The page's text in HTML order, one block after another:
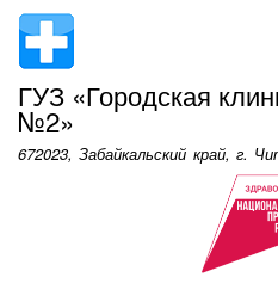
ГУЗ «Городская
№2»
672023, Забайкальский край, г.